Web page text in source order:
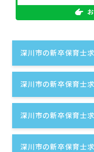
深川市の新卒保育士
深川市の新卒保育士
深川市の新卒保育士
深川市の新卒保育士